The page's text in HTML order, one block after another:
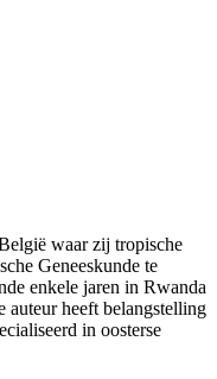
waar zij tropische
Geneeskunde te
enkele jaren in Rwanda
auteur heeft belangstelling
in oosterse